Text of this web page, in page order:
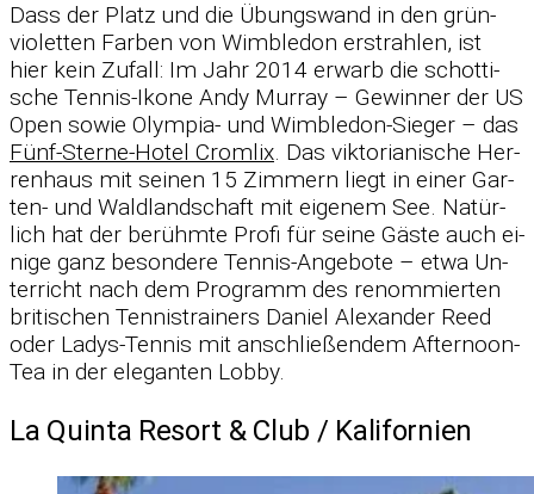
Dass der Platz und die Übungs­wand in den grün-
vio­let­ten Far­ben von Wim­ble­don er­strah­len, ist
hier kein Zu­fall: Im Jahr 2014 er­warb die schot­ti­
sche Ten­nis-Ikone Andy Mur­ray – Ge­win­ner der US
Open so­wie Olym­pia- und Wim­ble­don-Sie­ger – das
Fünf-Sterne-Ho­tel Crom­lix. Das vik­to­ria­ni­sche Her­
ren­haus mit sei­nen 15 Zim­mern liegt in ei­ner Gar­
ten- und Wald­land­schaft mit ei­ge­nem See. Na­tür­
lich hat der be­rühmte Profi für seine Gäste auch ei­
nige ganz be­son­dere Ten­nis-An­ge­bote – etwa Un­
ter­richt nach dem Pro­gramm des re­nom­mier­ten
bri­ti­schen Ten­nis­trai­ners Da­niel Alex­an­der Reed
oder La­dys-Ten­nis mit an­schlie­ßen­dem Af­ter­noon-
Tea in der ele­gan­ten Lobby.
La Quinta Resort & Club /​ Kalifornien